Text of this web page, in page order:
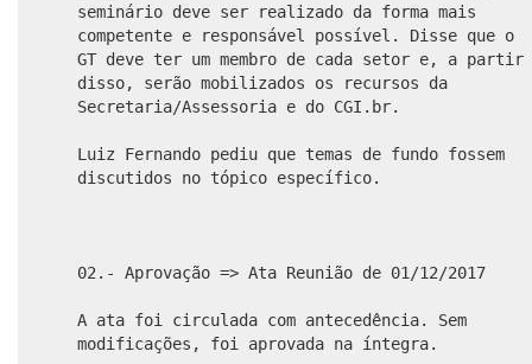
seminário deve ser realizado da forma mais
competente e responsável possível. Disse que o
GT deve ter um membro de cada setor e, a partir
disso, serão mobilizados os recursos da
Secretaria/Assessoria e do CGI.br.
Luiz Fernando pediu que temas de fundo fossem
discutidos no tópico específico.
02.- Aprovação => Ata Reunião de 01/12/2017
A ata foi circulada com antecedência. Sem
modificações, foi aprovada na íntegra.